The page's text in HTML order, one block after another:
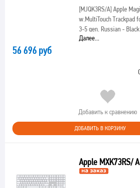
[MJQK3RS/A]Apple
w.MultiTouch Trackpad
3-5 gen. Russian - Black
Далее...
56 696 руб
Добавить к сравнению
ДОБАВИТЬ В КОРЗИНУ
Apple MXK73RS/